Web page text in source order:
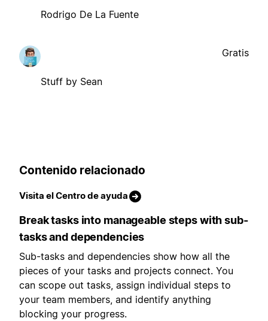
Rodrigo De La Fuente
Stuff by Sean
Gratis
Contenido relacionado
Visita el Centro de ayuda
Break tasks into manageable steps with sub-
tasks and dependencies
Sub-tasks and dependencies show how all the
pieces of your tasks and projects connect. You
can scope out tasks, assign individual steps to
your team members, and identify anything
blocking your progress.